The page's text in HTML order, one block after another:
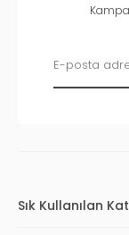
Sık Kullanılan